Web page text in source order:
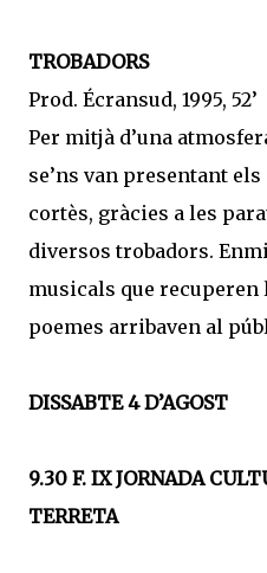
TROBADORS
Prod. Écransud, 1995, 52’
Per mitjà d’una
se’ns van presentant
cortès, gràcies a les
diversos trobadors.
musicals que recuperen
poemes arribaven al
DISSABTE 4 D’AGOST
9.30 F. IX JORNADA
TERRETA